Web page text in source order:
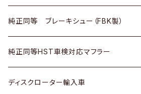
ＢＭＷ
三菱
スバル
マツダ
三菱
スバル
いすゞ
ダイハツ
マツダ
日産
ダイハツ
マツダ
日産
いすゞ
ダイハツ
ホンダ
スズキ
日産
トヨタ
ホンダ
スズキ
純正同等 ブレーキシュー（FBK製）
ホンダ
スズキ
純正同等HST車検対応マフラー
トヨタ
ディスクローター輸入車